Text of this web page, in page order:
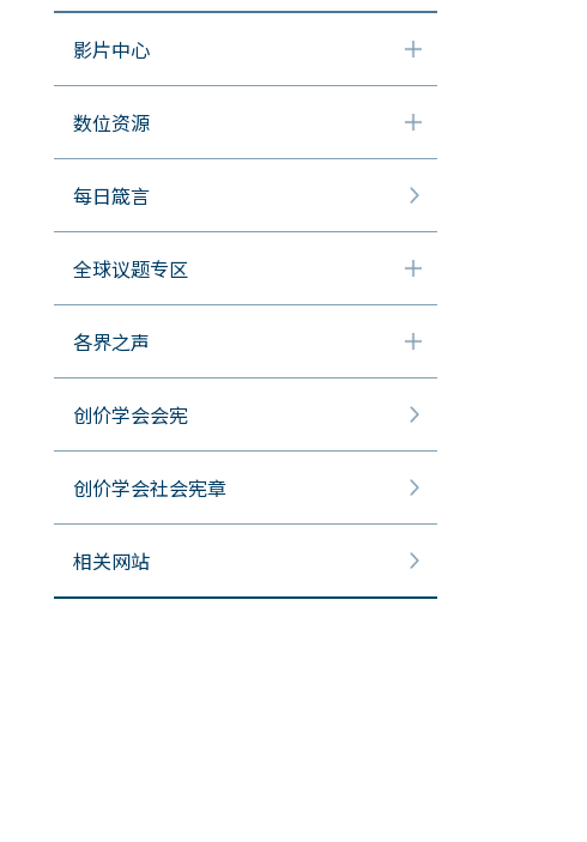
影片中心
数位资源
每日箴言
全球议题专区
各界之声
创价学会会宪
创价学会社会宪章
相关网站